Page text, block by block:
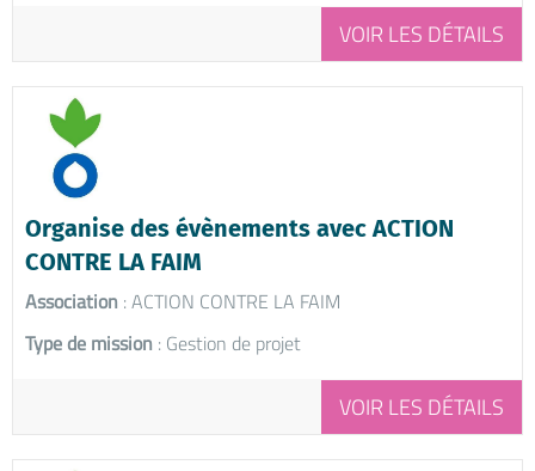
VOIR LES DÉTAILS
Organise des évènements avec ACTION
CONTRE LA FAIM
Association : ACTION CONTRE LA FAIM
Type de mission : Gestion de projet
VOIR LES DÉTAILS